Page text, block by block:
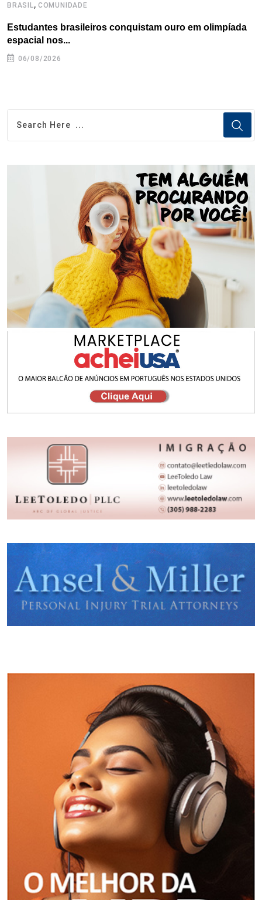
BRASIL, COMUNIDADE
Estudantes brasileiros conquistam ouro em olimpíada
espacial nos...
06/08/2026